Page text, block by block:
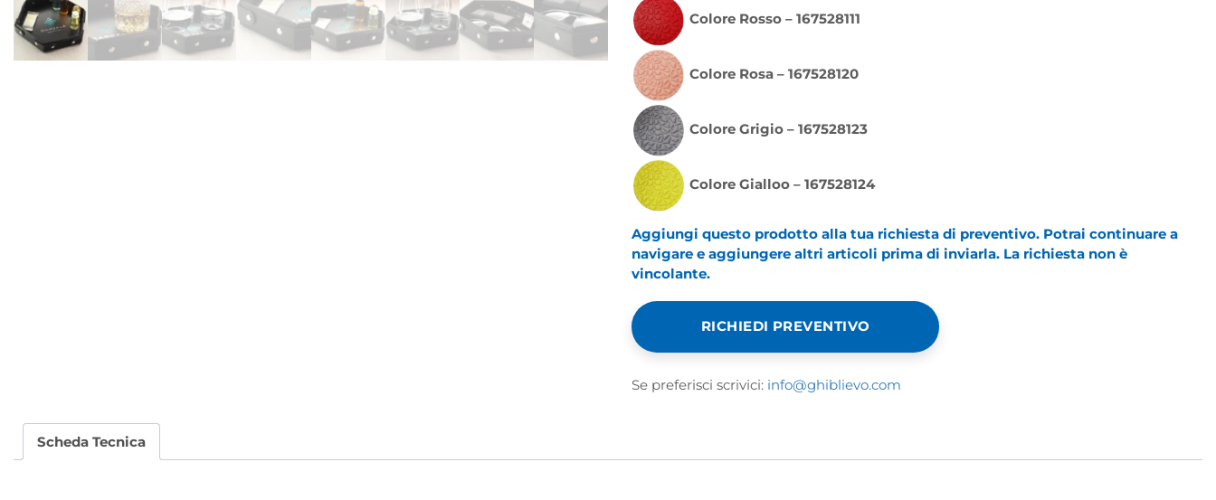
Colore Rosso – 167528111
Colore Rosa – 167528120
Colore Grigio – 167528123
Colore Gialloo – 167528124
Aggiungi questo prodotto alla tua richiesta di preventivo. Potrai continuare a
navigare e aggiungere altri articoli prima di inviarla. La richiesta non è
vincolante.
RICHIEDI PREVENTIVO
Se preferisci scrivici: info@ghiblievo.com
Scheda Tecnica